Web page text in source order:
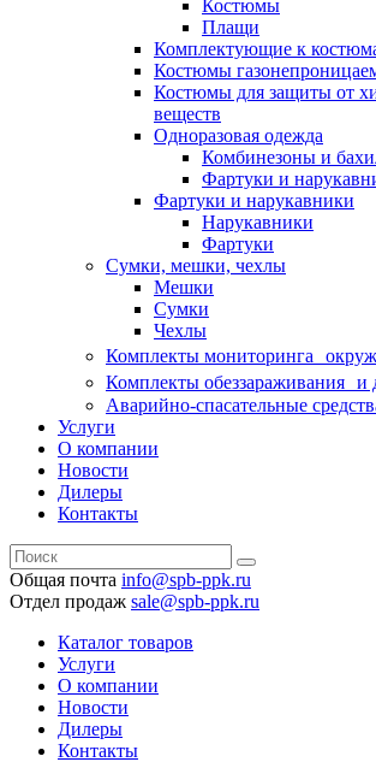
Костюмы
Плащи
Комплектующие к
Костюмы
Костюмы для защиты от
веществ
Одноразовая одежда
Комбинезоны и
Фартуки и
Фартуки и нарукавники
Нарукавники
Фартуки
Сумки, мешки, чехлы
Мешки
Сумки
Чехлы
Комплекты мониторинга
Комплекты обеззараживания и
Аварийно-спасательные
Услуги
О компании
Новости
Дилеры
Контакты
Общая почта info@spb-ppk.ru
Отдел продаж sale@spb-ppk.ru
Каталог товаров
Услуги
О компании
Новости
Дилеры
Контакты